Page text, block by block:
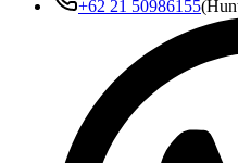
+62 21 50986155